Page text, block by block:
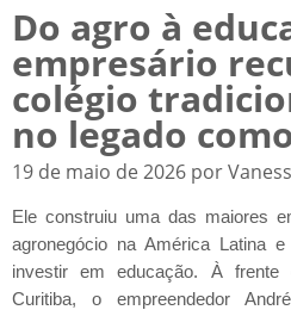
Do agro à
empresário
colégio
no legado
19 de maio de 2026 por
Ele construiu uma das maiores
agronegócio na América Latina
investir em educação. À
Curitiba, o empreendedor